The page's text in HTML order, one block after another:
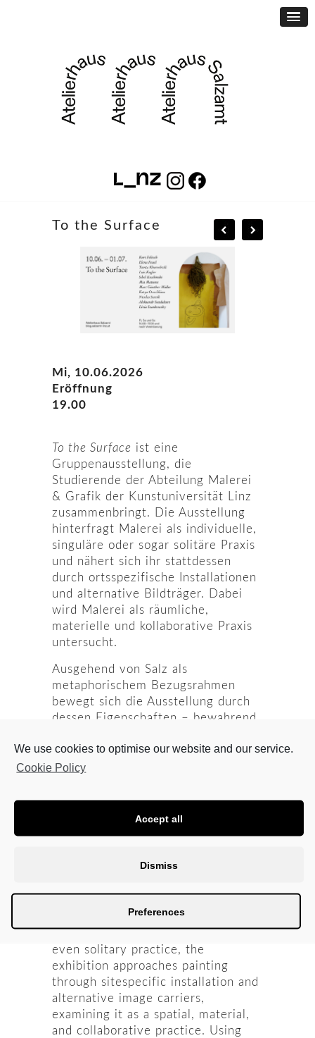
To the Surface
Mi, 10.06.2026
Eröffnung
19.00
To the Surface ist eine
Gruppenausstellung, die
Studierende der Abteilung Malerei
& Grafik der Kunstuniversität Linz
zusammenbringt. Die Ausstellung
hinterfragt Malerei als individuelle,
singuläre oder sogar solitäre Praxis
und nähert sich ihr stattdessen
durch ortsspezifische Installationen
und alternative Bildträger. Dabei
wird Malerei als räumliche,
materielle und kollaborative Praxis
untersucht.
Ausgehend von Salz als
metaphorischem Bezugsrahmen
bewegt sich die Ausstellung durch
dessen Eigenschaften – bewahrend
austrocknend, kristallisierend und
verdunstend – um kollektive
Aushandelns und Austauschs zu
is a group exhibition
Kunstuni Linz. Questioning painting
as an individual and singular or
even solitary practice, the
exhibition approaches painting
through sitespecific installation and
alternative image carriers,
examining it as a spatial, material,
and collaborative practice. Using
We use cookies to optimise our website and our service.
Cookie Policy
Accept all
Dismiss
Preferences